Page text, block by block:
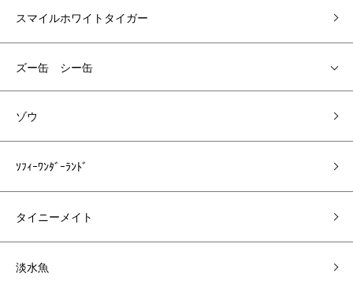
スマイルホワイトタイガー
ズー缶 シー缶
ゾウ
ｿﾌｨｰﾜﾝﾀﾞｰﾗﾝﾄﾞ
タイニーメイト
淡水魚